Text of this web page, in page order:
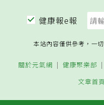
健康報e報
本站內容僅供參考，一
關於元氣網 健康聚樂部
文章首頁